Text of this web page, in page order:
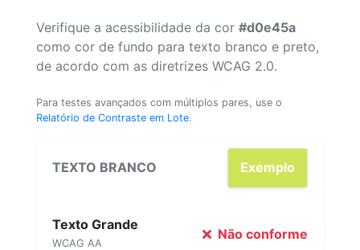
Verifique a acessibilidade da cor #d0e45a
como cor de fundo para texto branco e preto,
de acordo com as diretrizes WCAG 2.0.
Para testes avançados com múltiplos pares, use o
Relatório de Contraste em Lote.
TEXTO BRANCO Exemplo
Texto Grande
WCAG AA
Não conforme